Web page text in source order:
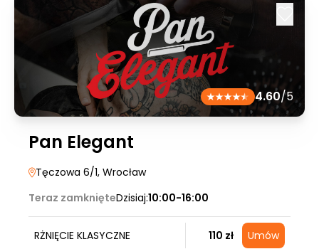
4.60/5
Pan Elegant
Tęczowa 6/1, Wrocław
Teraz zamknięteDzisiaj:10:00-16:00
RŻNIĘCIE KLASYCZNE 110 zł Umów